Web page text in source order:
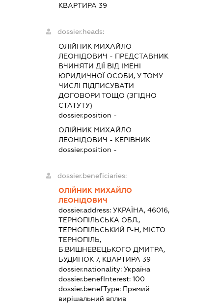
КВАРТИРА 39
dossier.heads:
ОЛІЙНИК МИХАЙЛО
ЛЕОНІДОВИЧ - ПРЕДСТАВНИК
ВЧИНЯТИ ДІЇ ВІД ІМЕНІ
ЮРИДИЧНОЇ ОСОБИ, У ТОМУ
ЧИСЛІ ПІДПИСУВАТИ
ДОГОВОРИ ТОЩО (ЗГІДНО
СТАТУТУ)
dossier.position -
ОЛІЙНИК МИХАЙЛО
ЛЕОНІДОВИЧ - КЕРІВНИК
dossier.position -
dossier.beneficiaries:
ОЛІЙНИК МИХАЙЛО
ЛЕОНІДОВИЧ
dossier.address:УКРАЇНА, 46016,
ТЕРНОПІЛЬСЬКА ОБЛ.,
ТЕРНОПІЛЬСЬКИЙ Р-Н, МІСТО
ТЕРНОПІЛЬ,
Б.ВИШНЕВЕЦЬКОГО ДМИТРА,
БУДИНОК 7, КВАРТИРА 39
dossier.nationality:Україна
dossier.benefInterest:100
dossier.benefType: Прямий
вирішальний вплив